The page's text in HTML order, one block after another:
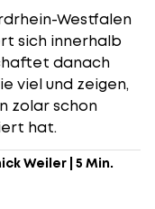
Westfalen
sich innerhalb
danach
viel und zeigen,
zolar schon
hat.
Weiler| 5 Min.